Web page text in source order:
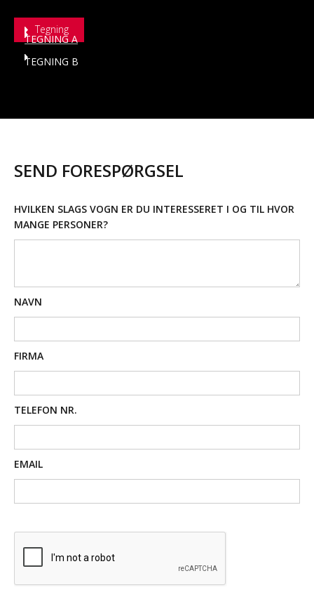
Tegning
TEGNING A
TEGNING B
SEND FORESPØRGSEL
HVILKEN SLAGS VOGN ER DU INTERESSERET I OG TIL HVOR
MANGE PERSONER?
NAVN
FIRMA
TELEFON NR.
EMAIL